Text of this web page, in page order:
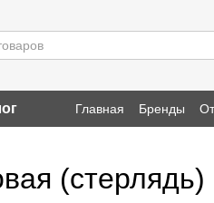
Главная Бренды